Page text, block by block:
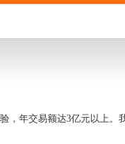
，年交易额达3亿元以上。